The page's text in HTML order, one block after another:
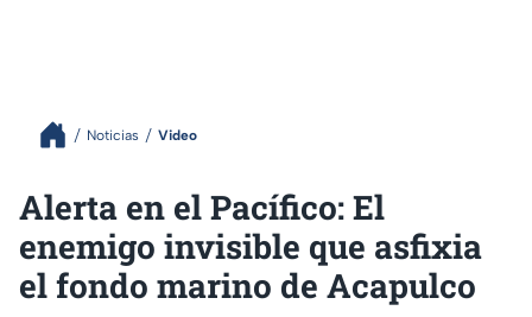
Noticias Video
Alerta en el Pacífico: El
enemigo invisible que asfixia
el fondo marino de Acapulco